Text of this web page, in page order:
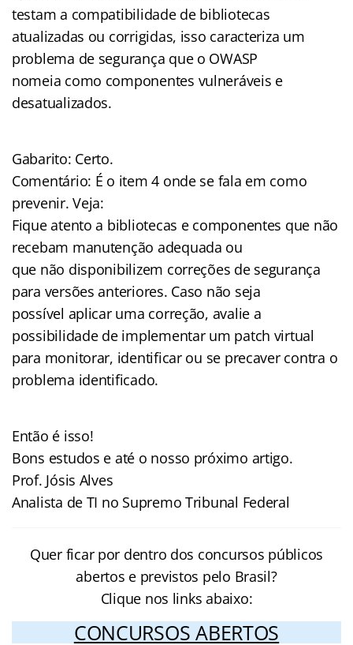
testam a compatibilidade de bibliotecas
atualizadas ou corrigidas, isso caracteriza um
problema de segurança que o OWASP
nomeia como componentes vulneráveis e
desatualizados.
Gabarito: Certo.
Comentário: É o item 4 onde se fala em como
prevenir. Veja:
Fique atento a bibliotecas e componentes que não
recebam manutenção adequada ou
que não disponibilizem correções de segurança
para versões anteriores. Caso não seja
possível aplicar uma correção, avalie a
possibilidade de implementar um patch virtual
para monitorar, identificar ou se precaver contra o
problema identificado.
Então é isso!
Bons estudos e até o nosso próximo artigo.
Prof. Jósis Alves
Analista de TI no Supremo Tribunal Federal
Quer ficar por dentro dos concursos públicos
abertos e previstos pelo Brasil?
Clique nos links abaixo:
CONCURSOS ABERTOS